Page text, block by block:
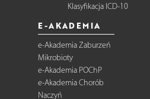
Klasyfikacja ICD-10
E-AKADEMIA
e-Akademia Zaburzeń
Mikrobioty
e-Akademia POChP
e-Akademia Chorób
Naczyń